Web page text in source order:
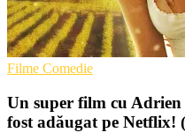
Filme Comedie
Un super film cu
fost adăugat pe Netflix!